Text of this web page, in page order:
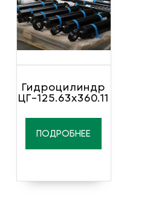
Гидроцилиндр
ЦГ-125.63х360.11
ПОДРОБНЕЕ